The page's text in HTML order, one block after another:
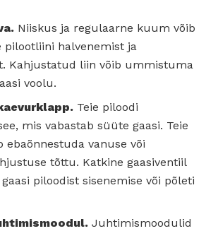
Niiskus ja regulaarne kuum võib
pilootliini halvenemist ja
Kahjustatud liin võib ummistuma
voolu.
Teie piloodi
mis vabastab süüte gaasi. Teie
ebaõnnestuda vanuse või
tõttu. Katkine gaasiventiil
piloodist sisenemise või põleti
Juhtimismoodulid